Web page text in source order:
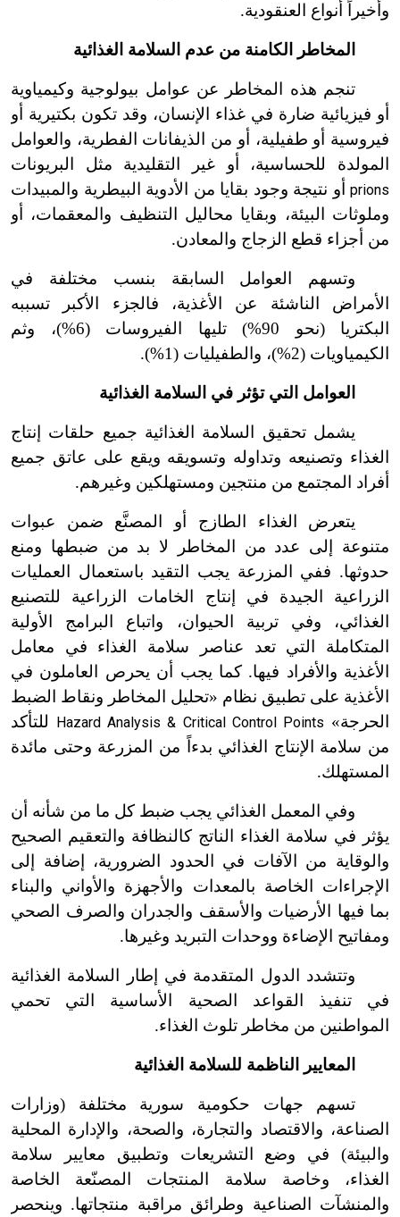
وأخيراً أنواع العنقودية.
المخاطر الكامنة من عدم السلامة الغذائية
تنجم هذه المخاطر عن عوامل بيولوجية وكيمياوية
أو فيزيائية ضارة في غذاء الإنسان، وقد تكون بكتيرية أو
فيروسية أو طفيلية، أو من الذيفانات الفطرية، والعوامل
المولدة للحساسية، أو غير التقليدية مثل البريونات
prions أو نتيجة وجود بقايا من الأدوية البيطرية والمبيدات
وملوثات البيئة، وبقايا محاليل التنظيف والمعقمات، أو
من أجزاء قطع الزجاج والمعادن.
وتسهم العوامل السابقة بنسب مختلفة في
الأمراض الناشئة عن الأغذية، فالجزء الأكبر تسببه
البكتريا (نحو 90%) تليها الفيروسات (6%)، وثم
الكيمياويات (2%)، والطفيليات (1%).
العوامل التي تؤثر في السلامة الغذائية
يشمل تحقيق السلامة الغذائية جميع حلقات إنتاج
الغذاء وتصنيعه وتداوله وتسويقه ويقع على عاتق جميع
أفراد المجتمع من منتجين ومستهلكين وغيرهم.
يتعرض الغذاء الطازج أو المصنَّع ضمن عبوات
متنوعة إلى عدد من المخاطر لا بد من ضبطها ومنع
حدوثها. ففي المزرعة يجب التقيد باستعمال العمليات
الزراعية الجيدة في إنتاج الخامات الزراعية للتصنيع
الغذائي، وفي تربية الحيوان، واتباع البرامج الأولية
المتكاملة التي تعد عناصر سلامة الغذاء في معامل
الأغذية والأفراد فيها. كما يجب أن يحرص العاملون في
الأغذية على تطبيق نظام «تحليل المخاطر ونقاط الضبط
الحرجة» Hazard Analysis & Critical Control Points
للتأكد
من سلامة الإنتاج الغذائي بدءاً من المزرعة وحتى مائدة
المستهلك.
وفي المعمل الغذائي يجب ضبط كل ما من شأنه أن
يؤثر في سلامة الغذاء الناتج كالنظافة والتعقيم الصحيح
والوقاية من الآفات في الحدود الضرورية، إضافة إلى
الإجراءات الخاصة بالمعدات والأجهزة والأواني والبناء
بما فيها الأرضيات والأسقف والجدران والصرف الصحي
ومفاتيح الإضاءة ووحدات التبريد وغيرها.
وتتشدد الدول المتقدمة في إطار السلامة الغذائية
في تنفيذ القواعد الصحية الأساسية التي تحمي
المواطنين من مخاطر تلوث الغذاء.
المعايير الناظمة للسلامة الغذائية
تسهم جهات حكومية سورية مختلفة (وزارات
الصناعة، والاقتصاد والتجارة، والصحة، والإدارة المحلية
والبيئة) في وضع التشريعات وتطبيق معايير سلامة
الغذاء، وخاصة سلامة المنتجات المصنّعة الخاصة
والمنشآت الصناعية وطرائق مراقبة منتجاتها. وينحصر